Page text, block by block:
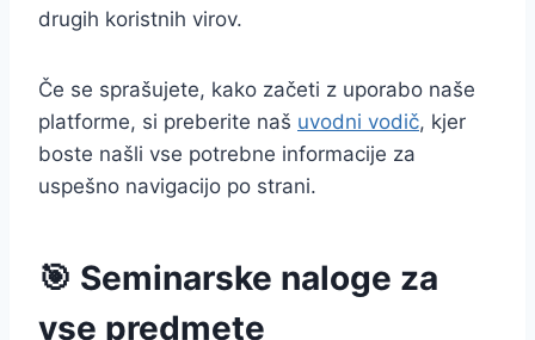
drugih koristnih virov.
Če se sprašujete, kako začeti z uporabo naše
platforme, si preberite naš uvodni vodič, kjer
boste našli vse potrebne informacije za
uspešno navigacijo po strani.
🎯 Seminarske naloge za
vse predmete